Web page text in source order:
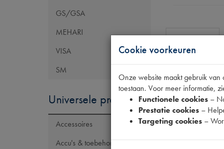
GS/GSA
MEHARI
VISA
SM
Universele producten
Accessoires
Accu's & toebehoren
Specificaties
Artikelcode JF
Tecdoc
Model Citroën
Cookie voorkeuren
Onze website maakt gebruik
toestaan. Voor meer informatie,
Functionele cookies –
Prestatie cookies –
Targeting cookies –